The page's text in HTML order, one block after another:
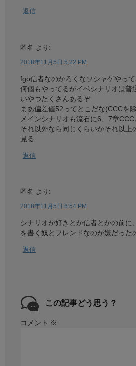
返信
匿名 より:
2018年11月5日 5:22 PM
fgo信者なのかろくなソシャゲやっ
何個もやってるがイベシナリオは普
いやつたくさんあるぞ
まあ偏差値52ってとこだな(CCCを
メインシナリオも流石に6、7章
それ以外なら同じくらいかそれ以上
見る
返信
匿名 より:
2018年11月5日 6:54 PM
シナリオが好きとか信者とかの前に
を書く奴とフレンドなのが嫌だった
返信
この記事どう思う？
コメント ※